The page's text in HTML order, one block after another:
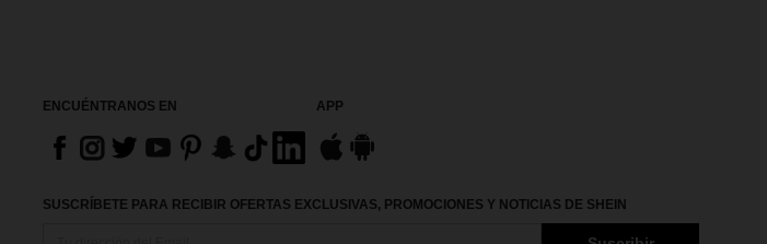
ENCUÉNTRANOS EN APP
SUSCRÍBETE PARA RECIBIR OFERTAS EXCLUSIVAS, PROMOCIONES Y NOTICIAS DE SHEIN